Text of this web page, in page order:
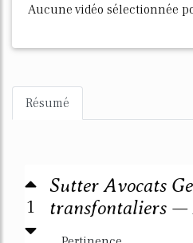
Aucune vidéo sélectionnée
Résumé
1
Sutter Avocats
transfontaliers —